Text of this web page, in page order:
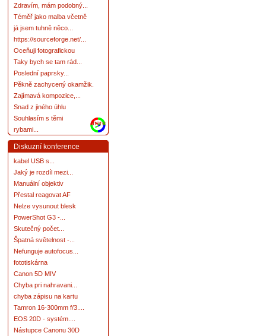
Zdravím, mám podobný...
Téměř jako malba včetně
já jsem tuhně něco...
https://sourceforge.net/...
Oceňuji fotografickou
Taky bych se tam rád...
Poslední paprsky...
Pěkně zachycený okamžik.
Zajímavá kompozice,...
Snad z jiného úhlu
Souhlasím s těmi
rybami...
more
Diskuzní konference
kabel USB s...
Jaký je rozdíl mezi...
Manuální objektiv
Přestal reagovat AF
Nelze vysunout blesk
PowerShot G3 -...
Skutečný počet...
Špatná světelnost -...
Nefunguje autofocus...
fototiskárna
Canon 5D MIV
Chyba pri nahravani...
chyba zápisu na kartu
Tamron 16-300mm f/3....
EOS 20D - systém....
Nástupce Canonu 30D